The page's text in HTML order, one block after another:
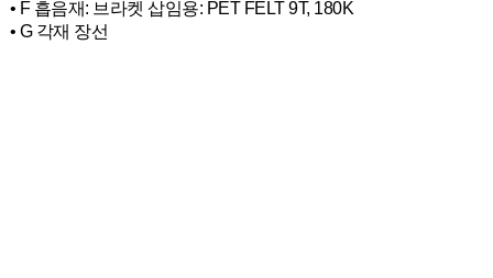
• F 흡음재: 브라켓 삽임용: PET FELT 9T, 180K
• G 각재 장선